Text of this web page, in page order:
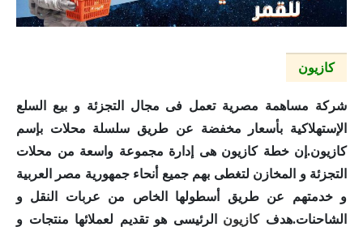
كازيون
شركة مساهمة مصرية تعمل فى مجال التجزئة و بيع السلع
الإستهلاكية بأسعار مخفضة عن طريق سلسلة محلات بإسم
كازيون.إن خطةكازيون هى إدارة مجموعة واسعة من محلات
التجزئة و المخازن لتغطى بهم جميع أنحاء جمهورية مصر العربية
و خدمتهم عن طريق أسطولها الخاص من عربات النقل و
الشاحنات.هدفكازيون الرئيسى هو تقديم لعملائها منتجات و